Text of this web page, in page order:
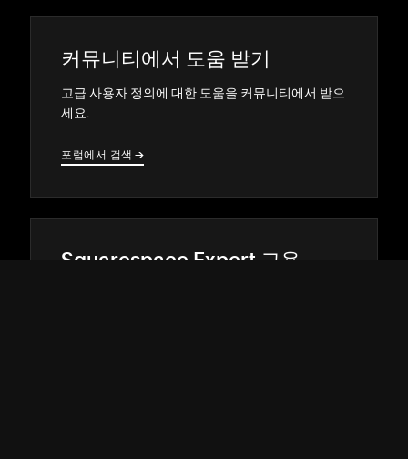
커뮤니티에서 도움 받기
고급 사용자 정의에 대한 도움을 커뮤니티에서 받으
세요.
포럼에서 검색 →
→
Squarespace Expert 고용